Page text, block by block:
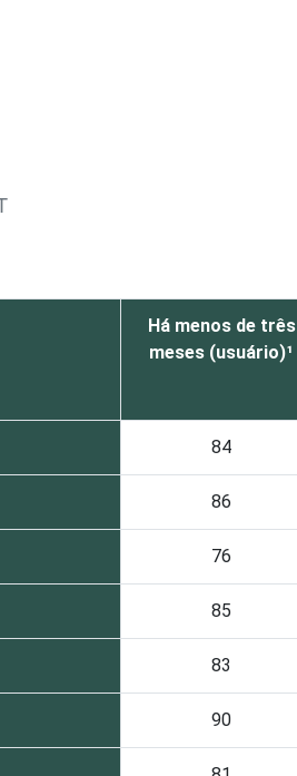
Há menos de três
meses (usuário)¹
84
86
76
85
83
90